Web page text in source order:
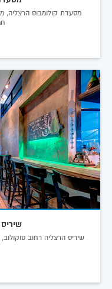
מסעדת קולומבוס הרצליה,
שיריס
שיריס הרצליה רחוב